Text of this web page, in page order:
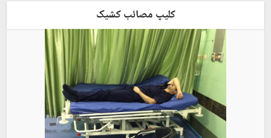
کلیپ مصائب کشیک